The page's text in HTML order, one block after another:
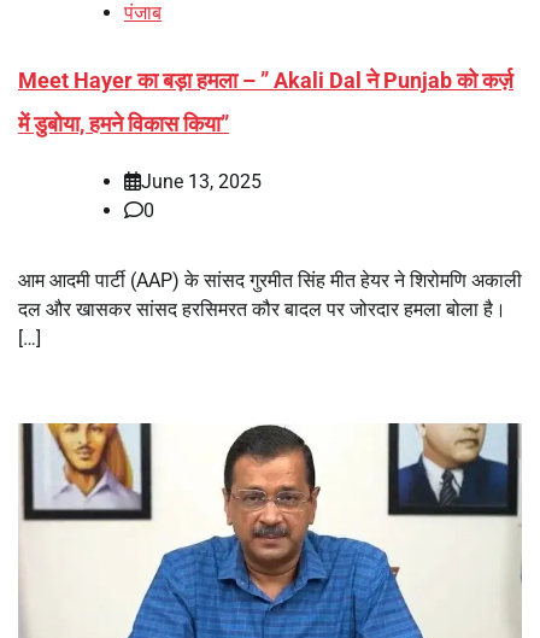
पंजाब
Meet Hayer का बड़ा हमला – ” Akali Dal ने Punjab को कर्ज़
में डुबोया, हमने विकास किया”
June 13, 2025
0
आम आदमी पार्टी (AAP) के सांसद गुरमीत सिंह मीत हेयर ने शिरोमणि अकाली
दल और खासकर सांसद हरसिमरत कौर बादल पर जोरदार हमला बोला है।
[…]